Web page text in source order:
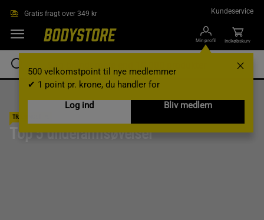
Gratis fragt over 349 kr Kundeservice
Min profil
500 velkomstpoint til nye medlemmer
✔ 1 point pr. krone, du handler for
Log ind
Bliv medlem
Indkøbskurv
TRÆNINGSTIPS
Top 5 underarmsøvelser